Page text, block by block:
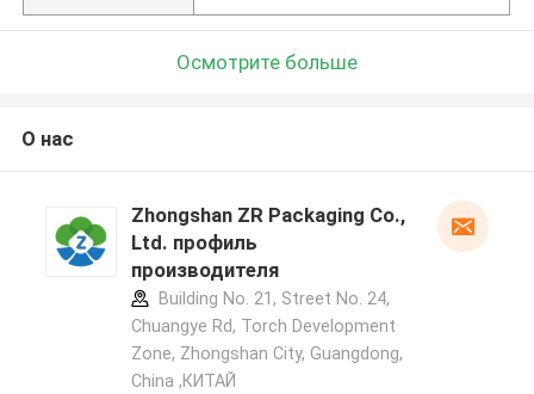
Осмотрите больше
О нас
Zhongshan ZR Packaging Co.,
Ltd. профиль
производителя
Building No. 21, Street No. 24,
Chuangye Rd, Torch Development
Zone, Zhongshan City, Guangdong,
China ,КИТАЙ